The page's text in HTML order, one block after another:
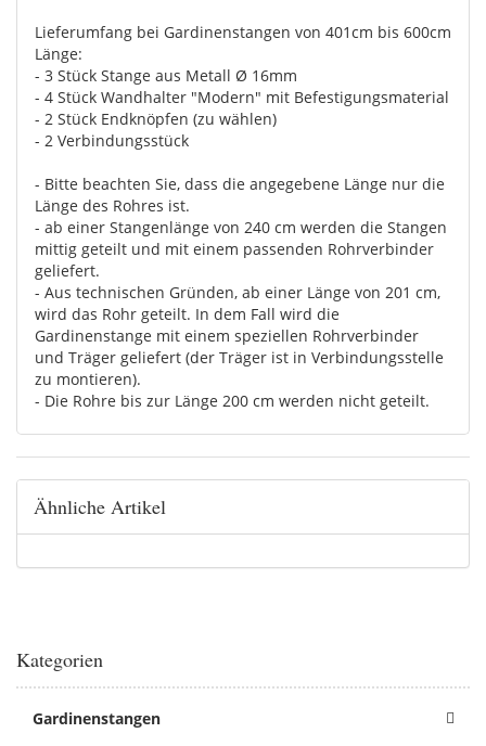
Lieferumfang bei Gardinenstangen von 401cm bis 600cm
Länge:
- 3 Stück Stange aus Metall Ø 16mm
- 4 Stück Wandhalter "Modern" mit Befestigungsmaterial
- 2 Stück Endknöpfen (zu wählen)
- 2 Verbindungsstück
- Bitte beachten Sie, dass die angegebene Länge nur die
Länge des Rohres ist.
- ab einer Stangenlänge von 240 cm werden die Stangen
mittig geteilt und mit einem passenden Rohrverbinder
geliefert.
- Aus technischen Gründen, ab einer Länge von 201 cm,
wird das Rohr geteilt. In dem Fall wird die
Gardinenstange mit einem speziellen Rohrverbinder
und Träger geliefert (der Träger ist in Verbindungsstelle
zu montieren).
- Die Rohre bis zur Länge 200 cm werden nicht geteilt.
Ähnliche Artikel
Kategorien
Gardinenstangen